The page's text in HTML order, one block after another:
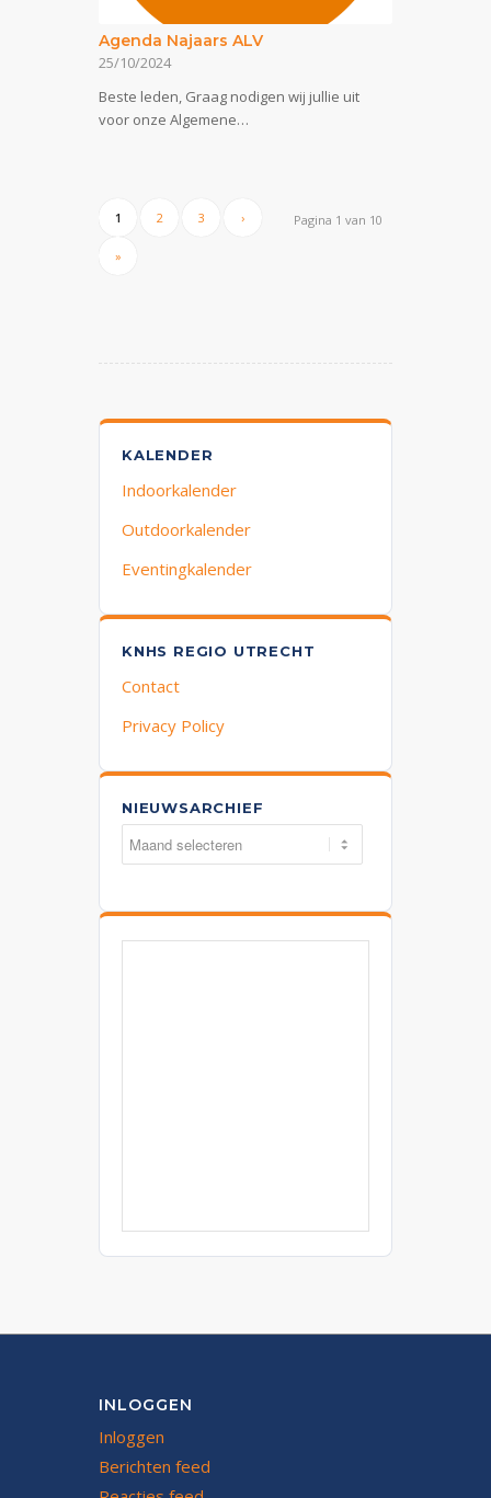
Agenda Najaars ALV
25/10/2024
Beste leden, Graag nodigen wij jullie uit
voor onze Algemene…
Pagina 1 van 10
1 2 3 ›
»
KALENDER
Indoorkalender
Outdoorkalender
Eventingkalender
KNHS REGIO UTRECHT
Contact
Privacy Policy
NIEUWSARCHIEF
INLOGGEN
Inloggen
Berichten feed